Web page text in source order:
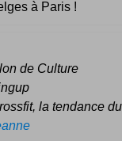
à Paris !
de Culture
la tendance